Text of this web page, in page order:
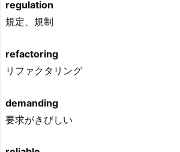
regulation
規定、規制
refactoring
リファクタリング
demanding
要求がきびしい